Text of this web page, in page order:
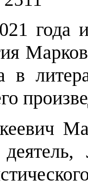
года
в